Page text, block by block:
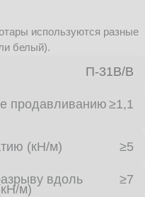
используются разные
белый).
П-31В/B
продавливанию ≥1,1
(кН/м) ≥5
вдоль
м)
≥7